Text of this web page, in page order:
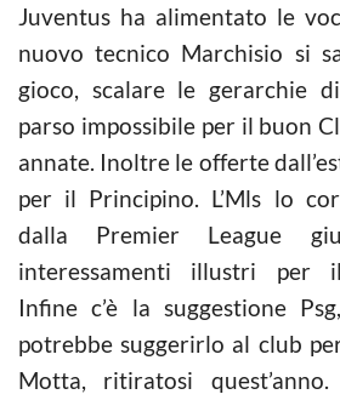
Juventus ha alimentato le
nuovo tecnico Marchisio si
gioco, scalare le gerarchie
parso impossibile per il buon
annate. Inoltre le offerte
per il Principino. L’Mls lo
dalla Premier League
interessamenti illustri per il
Infine c’è la suggestione
potrebbe suggerirlo al club
Motta, ritiratosi